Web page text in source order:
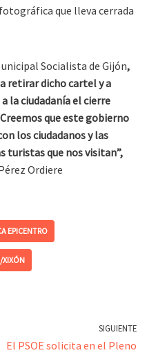
que lleva cerrada
Socialista de Gijón,
retirar dicho cartel y a
la ciudadanía el cierre
que este gobierno
los ciudadanos y las
turistas que nos visitan”,
Ordiere
EPICENTRO
XIXÓN
SIGUIENTE
El PSOE solicita en el Pleno